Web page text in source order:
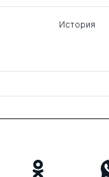
История